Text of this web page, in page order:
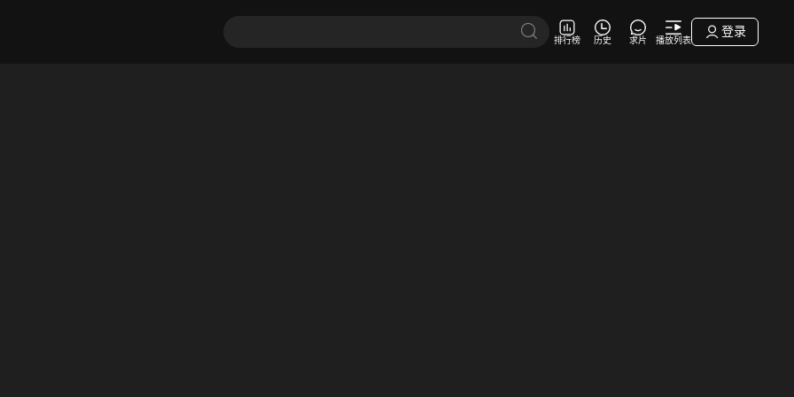
排行榜 历史 求片 播放列表
登录